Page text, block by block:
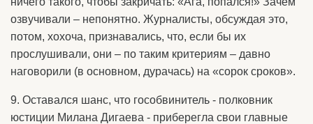
озвучивали – непонятно. Журналисты, обсуждая это,
потом, хохоча, признавались, что, если бы их
прослушивали, они – по таким критериям – давно
наговорили (в основном, дурачась) на «сорок сроков».
9. Оставался шанс, что гособвинитель - полковник
юстиции Милана Дигаева - приберегла свои главные